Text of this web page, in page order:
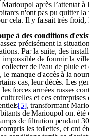
après l’attentat
n'ont pas pu quitter la
cela. Il y faisait très
à des conditions
précisément la
Par la suite, des
de fournir la
de l'eau de pluie
manque d'accès à la
cas, leur décès. Les
forces armées russes
et des
[5], transformant
de Marioupol ont
de filtration pendant
les toilettes, et ont